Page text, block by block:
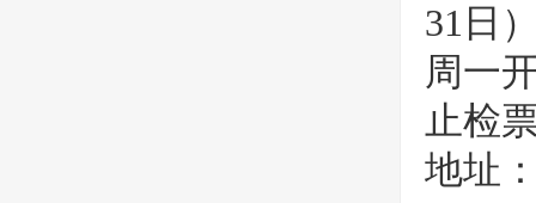
31日
周一
止检
地址